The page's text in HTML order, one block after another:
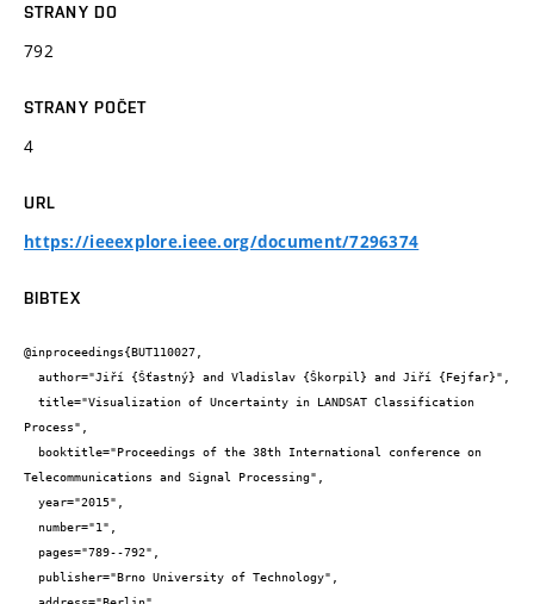
STRANY DO
792
STRANY POČET
4
URL
https://ieeexplore.ieee.org/document/7296374
BIBTEX
@inproceedings{BUT110027,
Process",
Telecommunications and Signal Processing",